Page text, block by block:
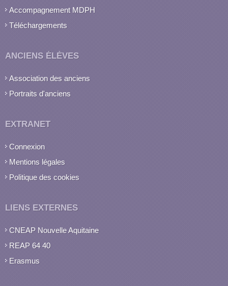
Accompagnement MDPH
Téléchargements
ANCIENS ÉLÈVES
Association des anciens
Portraits d'anciens
EXTRANET
Connexion
Mentions légales
Politique des cookies
LIENS EXTERNES
CNEAP Nouvelle Aquitaine
REAP 64 40
Erasmus